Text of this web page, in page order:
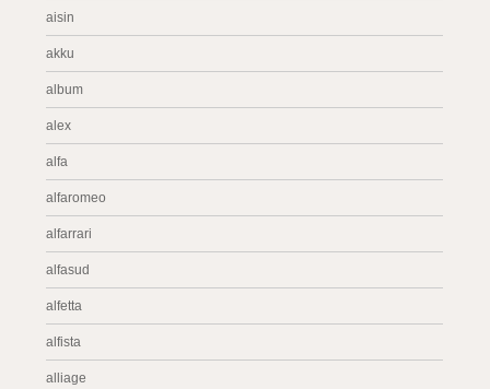
aisin
akku
album
alex
alfa
alfaromeo
alfarrari
alfasud
alfetta
alfista
alliage